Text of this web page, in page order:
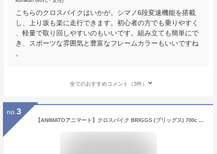
こちらのクロスバイクはいかが。シマノ6段変速機能を搭載
し、上り坂も楽に走行できます。初心者の方でも乗りやすく
、軽量で取り回しやすいのもいいです。組み立ても簡単にで
き、スポーツな雰囲気と豊富なフレームカラーもいいですね
。
全てのおすすめコメント（3件）
no. 3
【ANIMATOアニマート】クロスバイク BRIGGS (ブリッグス) 700c 自転車 軽量 アルミフレーム 通勤 おしゃれ